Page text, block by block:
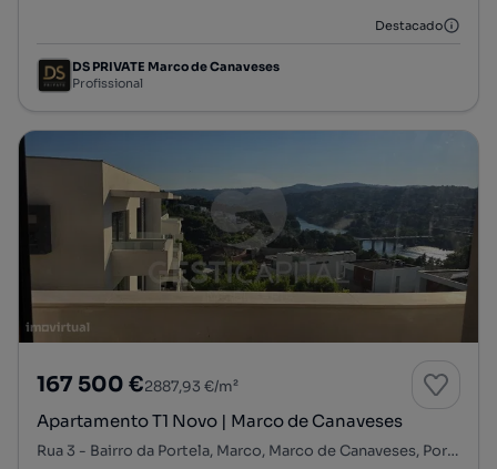
Destacado
DS PRIVATE Marco de Canaveses
Profissional
167 500 €2887,93 €/m²
Apartamento T1 Novo | Marco de Canaveses
Rua 3 - Bairro da Portela, Marco, Marco de Canaveses, Porto